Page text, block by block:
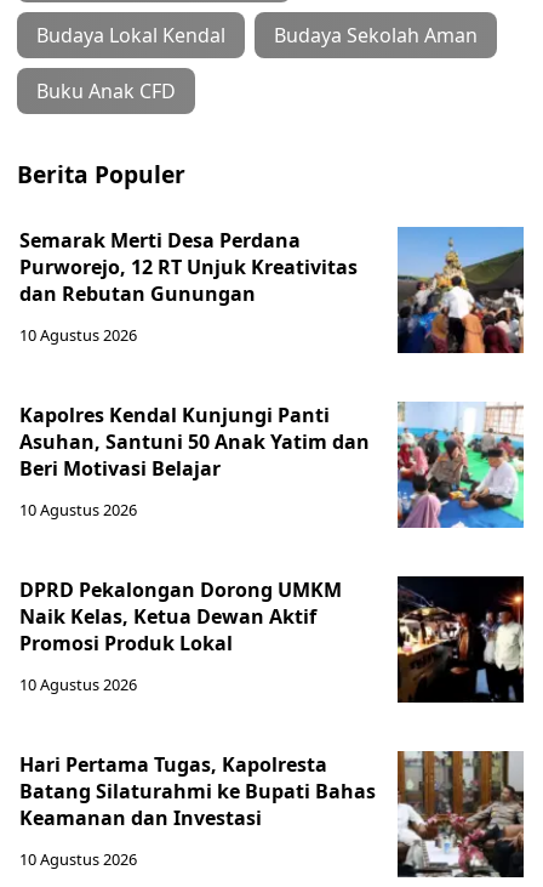
Budaya Lokal Kendal Budaya Sekolah Aman
Buku Anak CFD
Berita Populer
Semarak Merti Desa Perdana
Purworejo, 12 RT Unjuk Kreativitas
dan Rebutan Gunungan
10 Agustus 2026
Kapolres Kendal Kunjungi Panti
Asuhan, Santuni 50 Anak Yatim dan
Beri Motivasi Belajar
10 Agustus 2026
DPRD Pekalongan Dorong UMKM
Naik Kelas, Ketua Dewan Aktif
Promosi Produk Lokal
10 Agustus 2026
Hari Pertama Tugas, Kapolresta
Batang Silaturahmi ke Bupati Bahas
Keamanan dan Investasi
10 Agustus 2026